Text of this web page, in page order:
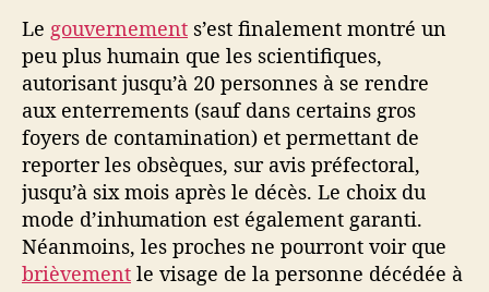
Le gouvernement s’est finalement montré un
peu plus humain que les scientifiques,
autorisant jusqu’à 20 personnes à se rendre
aux enterrements (sauf dans certains gros
foyers de contamination) et permettant de
reporter les obsèques, sur avis préfectoral,
jusqu’à six mois après le décès. Le choix du
mode d’inhumation est également garanti.
Néanmoins, les proches ne pourront voir que
brièvement le visage de la personne décédée à